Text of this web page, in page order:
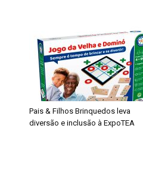
Pais & Filhos Brinquedos leva
diversão e inclusão à ExpoTEA